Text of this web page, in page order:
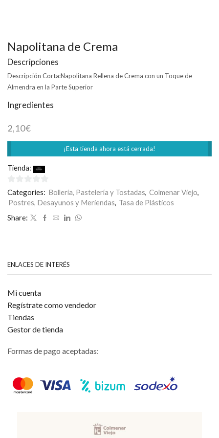
Napolitana de Crema
Descripciones
Descripción Corta:Napolitana Rellena de Crema con un Toque de
Almendra en la Parte Superior
Ingredientes
2,10€
¡Esta tienda ahora está cerrada!
Tienda:
0
de
Categories: Bollería, Pastelería y Tostadas Colmenar Viejo
Postres, Desayunos y Meriendas Tasa de Plásticos
Share:
ENLACES DE INTERÉS
Mi cuenta
Regístrate como vendedor
Tiendas
Gestor de tienda
Formas de pago aceptadas: